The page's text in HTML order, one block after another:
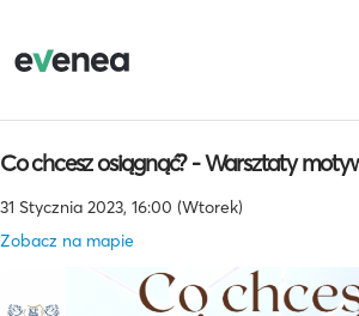
Co chcesz osiągnąć? - Warsztaty
31 Stycznia 2023, 16:00 (Wtorek)
Zobacz na mapie